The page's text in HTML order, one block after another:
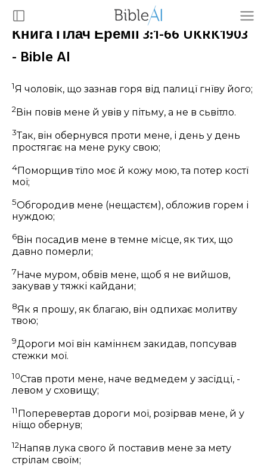
Книга Плач Еремії 3:1-66 UKRK1903
- Bible AI
1Я чоловік, що зазнав горя від палицї гнїву його;
2 Він повів мене й увів у пітьму, а не в сьвітло.
3Так, він обернувся проти мене, і день у день
простягає на мене руку свою;
4Поморщив тїло моє й кожу мою, та потер костї
мої;
5Обгородив мене (нещастєм), обложив горем і
нуждою;
6Він посадив мене в темне місце, як тих, що
давно померли;
7Наче муром, обвів мене, щоб я не вийшов,
закував у тяжкі кайдани;
8Як я прошу, як благаю, він одпихає молитву
твою;
9Дороги мої він каміннєм закидав, попсував
стежки мої.
10Став проти мене, наче ведмедем у засїдцї, -
левом у сховищу;
11 Поперевертав дороги мої, розірвав мене, й у
нїщо обернув;
12Напяв лука свого й поставив мене за мету
стрілам своїм;